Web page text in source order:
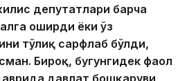
депутатлари барча
оширди ёки ўз
тўлиқ сарфлаб бўлди,
Бироқ, бугунгидек фаол